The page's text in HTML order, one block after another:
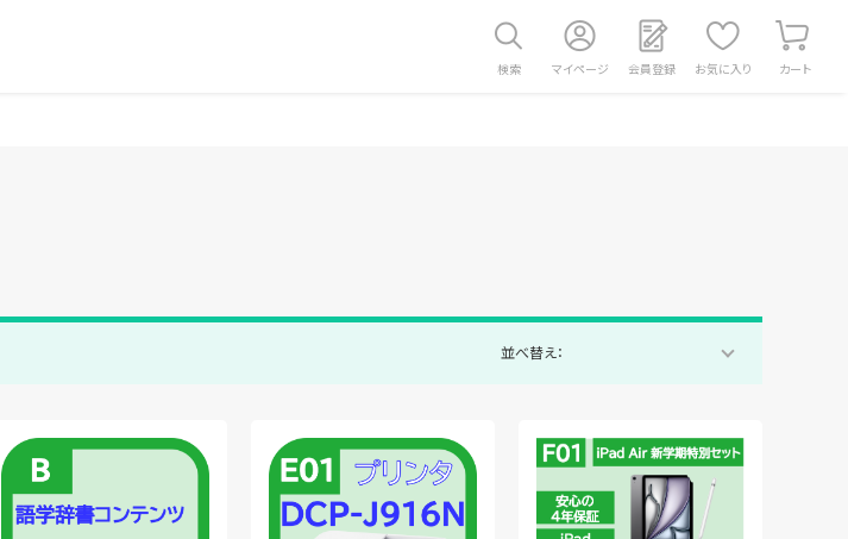
検索 マイページ 会員登録 お気に入り カート
並べ替え：